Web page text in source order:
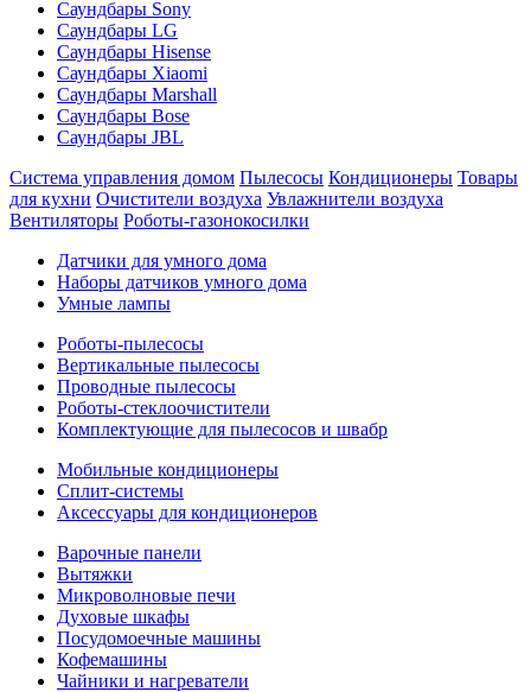
Саундбары Sony
Саундбары LG
Саундбары Hisense
Саундбары Xiaomi
Саундбары Marshall
Саундбары Bose
Саундбары JBL
Система управления домом Пылесосы Кондиционеры Товары
для кухни Очистители воздуха Увлажнители воздуха
Вентиляторы Роботы-газонокосилки
Датчики для умного дома
Наборы датчиков умного дома
Умные лампы
Роботы-пылесосы
Вертикальные пылесосы
Проводные пылесосы
Роботы-стеклоочистители
Комплектующие для пылесосов и швабр
Мобильные кондиционеры
Сплит-системы
Аксессуары для кондиционеров
Варочные панели
Вытяжки
Микроволновые печи
Духовые шкафы
Посудомоечные машины
Кофемашины
Чайники и нагреватели